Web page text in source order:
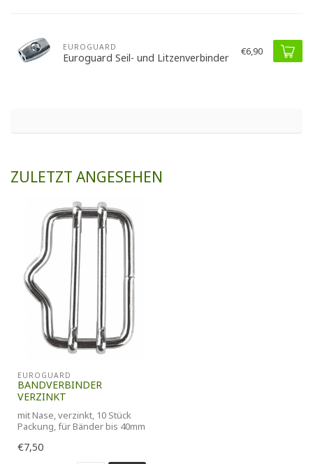
EUROGUARD
Euroguard Seil- und Litzenverbinder €6,90
ZULETZT ANGESEHEN
EUROGUARD
BANDVERBINDER
VERZINKT
mit Nase, verzinkt, 10 Stück
Packung, für Bänder bis 40mm
€7,50